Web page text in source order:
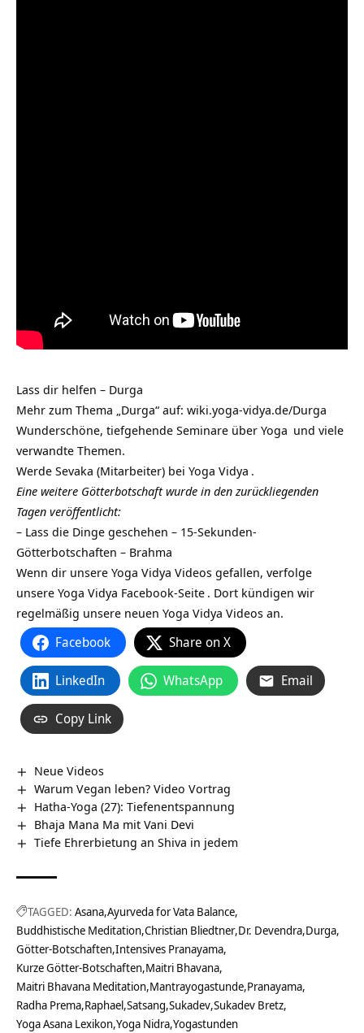
Lass dir helfen – Durga
Mehr zum Thema „Durga“ auf: wiki.yoga-vidya.de/Durga
Wunderschöne, tiefgehende Seminare über Yoga und viele
verwandte Themen.
Werde Sevaka (Mitarbeiter) bei Yoga Vidya .
Eine weitere Götterbotschaft wurde in den zurückliegenden
Tagen veröffentlicht:
– Lass die Dinge geschehen – 15-Sekunden-
Götterbotschaften – Brahma
Wenn dir unsere Yoga Vidya Videos gefallen, verfolge
unsere Yoga Vidya Facebook-Seite . Dort kündigen wir
regelmäßig unsere neuen Yoga Vidya Videos an.
Facebook Share on X
LinkedIn WhatsApp Email
Copy Link
Neue Videos
Warum Vegan leben? Video Vortrag
Hatha-Yoga (27): Tiefenentspannung
Bhaja Mana Ma mit Vani Devi
Tiefe Ehrerbietung an Shiva in jedem
TAGGED: Asana Ayurveda for Vata Balance
Buddhistische Meditation Christian Bliedtner Dr. Devendra Durga
Götter-Botschaften Intensives Pranayama
Kurze Götter-Botschaften Maitri Bhavana
Maitri Bhavana Meditation Mantrayogastunde Pranayama
Radha Prema Raphael Satsang Sukadev Sukadev Bretz
Yoga Asana Lexikon Yoga Nidra Yogastunden